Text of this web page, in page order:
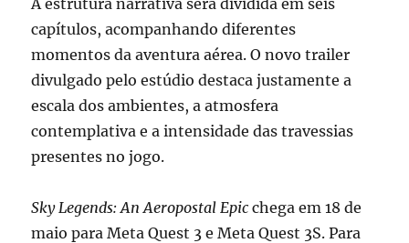
capítulos, acompanhando diferentes
momentos da aventura aérea. O novo trailer
divulgado pelo estúdio destaca justamente a
escala dos ambientes, a atmosfera
contemplativa e a intensidade das travessias
presentes no jogo.
Sky Legends: An Aeropostal Epic chega em 18 de
maio para Meta Quest 3 e Meta Quest 3S. Para